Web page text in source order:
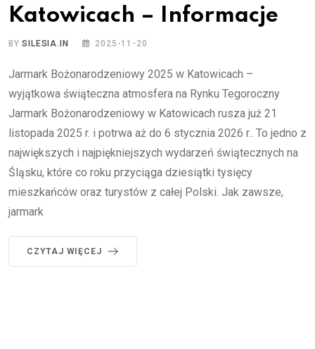
Katowicach – Informacje
BYSILESIA.IN 2025-11-20
Jarmark Bożonarodzeniowy 2025 w Katowicach –
wyjątkowa świąteczna atmosfera na Rynku Tegoroczny
Jarmark Bożonarodzeniowy w Katowicach rusza już 21
listopada 2025 r. i potrwa aż do 6 stycznia 2026 r.. To jedno z
największych i najpiękniejszych wydarzeń świątecznych na
Śląsku, które co roku przyciąga dziesiątki tysięcy
mieszkańców oraz turystów z całej Polski. Jak zawsze,
jarmark
CZYTAJ WIĘCEJ